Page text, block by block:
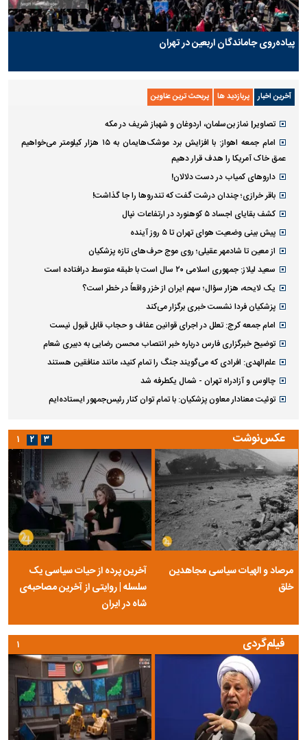
پیاده‌روی جاماندگان اربعین در تهران
آخرین اخبار پربازدید ها پربحث ترین عناوین
تصاویر| نماز بن‌سلمان، اردوغان و شهباز شریف در مکه
امام‌ جمعه اهواز: با افزایش برد موشک‌هایمان به ۱۵ هزار کیلومتر می‌خواهیم
عمق خاک آمریکا را هدف قرار دهیم
داروهای کمیاب در دست دلالان!
باقر خرازی؛ چندان درشت گفت که تندروها را جا گذاشت!
کشف بقایای اجساد ۵ کوهنورد در ارتفاعات نپال
پیش بینی وضعیت هوای تهران تا ۵ روز آینده
از معین تا شادمهر عقیلی؛ روی موج حرف‌های تازه پزشکیان
سعید لیلاز: جمهوری اسلامی ۲۰ سال است با طبقه متوسط درافتاده است
یک لایحه، هزار سؤال؛ سهم ایران از خزر واقعاً در خطر است؟
پزشکیان فردا نشست خبری برگزار می‌کند
امام جمعه کرج: تعلل در اجرای قوانین عفاف و حجاب قابل قبول نیست
توضیح خبرگزاری فارس درباره خبر انتصاب محسن رضایی به دبیری شعام
علم‌الهدی: افرادی که می‌گویند جنگ را تمام کنید، مانند منافقین هستند
چالوس و آزادراه تهران - شمال یکطرفه شد
توئیت معنادار معاون پزشکیان: با تمام توان کنار رئیس‌جمهور ایستاده‌ایم
عکس‌نوشت
مرصاد و الهیات سیاسی مجاهدین
خلق
آخرین پرده از حیات سیاسی یک
سلسله | روایتی از آخرین مصاحبه‌ی
شاه در ایران
۱ ۲ ۳
فیلم‌گردی ۱